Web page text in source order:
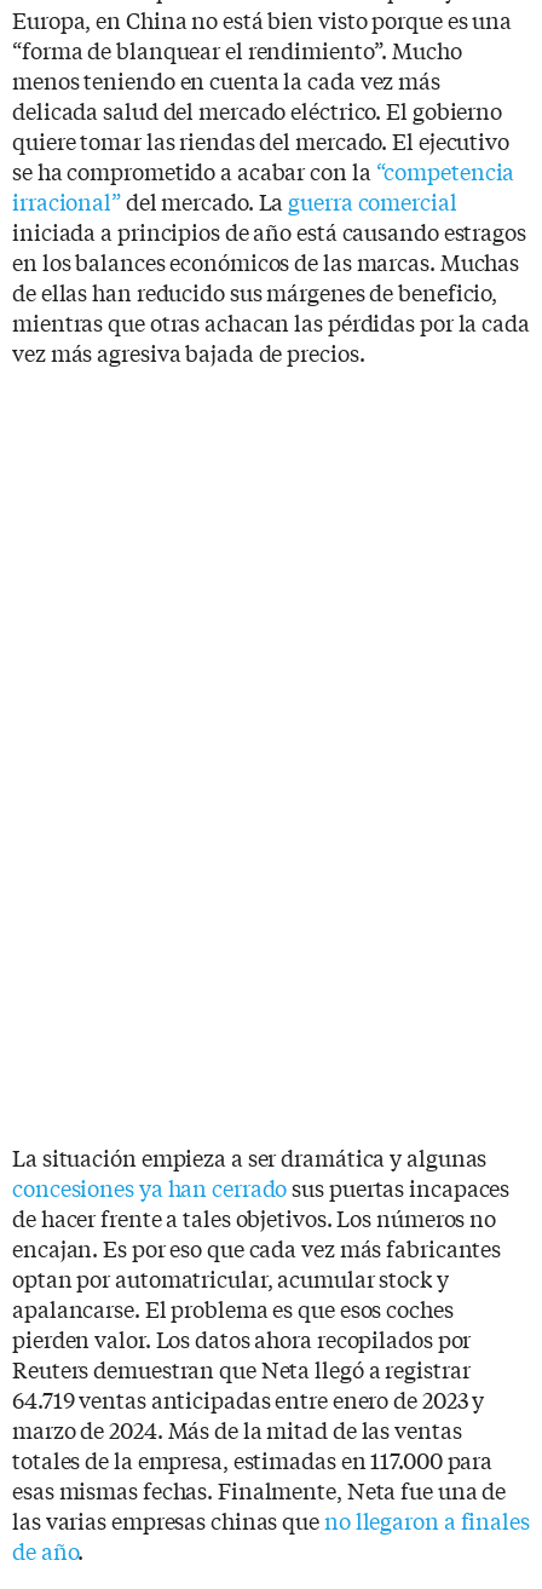
Europa, en China no está bien visto porque es una
“forma de blanquear el rendimiento”. Mucho
menos teniendo en cuenta la cada vez más
delicada salud del mercado eléctrico. El gobierno
quiere tomar las riendas del mercado. El ejecutivo
se ha comprometido a acabar con la “competencia
irracional”del mercado. La guerra comercial
iniciada a principios de año está causando estragos
en los balances económicos de las marcas. Muchas
de ellas han reducido sus márgenes de beneficio,
mientras que otras achacan las pérdidas por la cada
vez más agresiva bajada de precios.
La situación empieza a ser dramática y algunas
concesiones ya han cerradosus puertas incapaces
de hacer frente a tales objetivos. Los números no
encajan. Es por eso que cada vez más fabricantes
optan por automatricular, acumular stock y
apalancarse. El problema es que esos coches
pierden valor. Los datos ahora recopilados por
Reuters demuestran que Neta llegó a registrar
64.719 ventas anticipadas entre enero de 2023 y
marzo de 2024. Más de la mitad de las ventas
totales de la empresa, estimadas en 117.000 para
esas mismas fechas. Finalmente, Neta fue una de
las varias empresas chinas queno llegaron a finales
de año.